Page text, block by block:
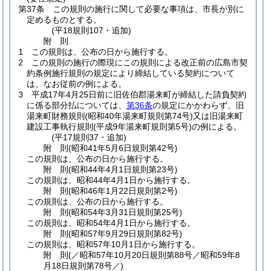
第37条
この規則の施行に関して必要な事項は、市長が別に
定めるものとする。
(平18規則107・追加)
附 則
1
この規則は、公布の日から施行する。
2
この規則の施行の際現にこの規則による改正前の広島市契
約条例施行規則の規定により締結している契約について
は、なお従前の例による。
3
平成17年4月25日前に旧佐伯郡湯来町が締結した請負契約
に係る部分払については、 第36条の規定にかかわらず、旧
湯来町財務規則 (昭和40年湯来町規則第74号)又は旧湯来町
建設工事執行規則 (平成9年湯来町規則第5号)の例による。
(平17規則37・追加)
附 則(昭和41年5月6日規則第42号)
この規則は、公布の日から施行する。
附 則(昭和44年4月1日規則第23号)
この規則は、昭和44年4月1日から施行する。
附 則(昭和46年1月22日規則第2号)
この規則は、公布の日から施行する。
附 則(昭和54年3月31日規則第25号)
この規則は、昭和54年4月1日から施行する。
附 則(昭和57年9月29日規則第82号)
この規則は、昭和57年10月1日から施行する。
附 則(／昭和57年10月20日規則第88号／昭和59年8
月18日規則第78号／)